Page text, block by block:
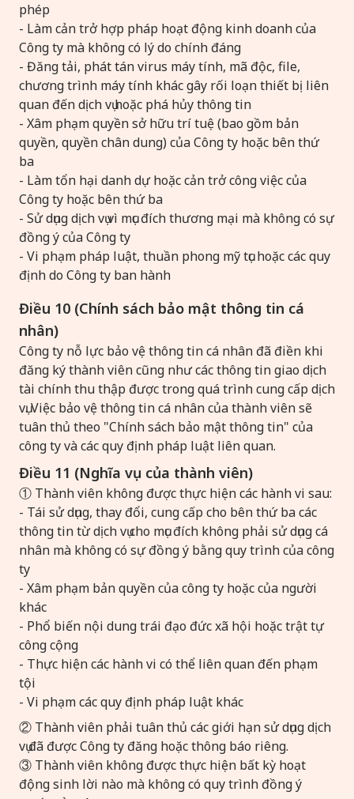
phép
- Làm cản trở hợp pháp hoạt động kinh doanh của
Công ty mà không có lý do chính đáng
- Đăng tải, phát tán virus máy tính, mã độc, file,
chương trình máy tính khác gây rối loạn thiết bị liên
quan đến dịch vụ hoặc phá hủy thông tin
- Xâm phạm quyền sở hữu trí tuệ (bao gồm bản
quyền, quyền chân dung) của Công ty hoặc bên thứ
ba
- Làm tổn hại danh dự hoặc cản trở công việc của
Công ty hoặc bên thứ ba
- Sử dụng dịch vụ vì mục đích thương mại mà không có sự
đồng ý của Công ty
- Vi phạm pháp luật, thuần phong mỹ tục hoặc các quy
định do Công ty ban hành
Điều 10 (Chính sách bảo mật thông tin cá
nhân)
Công ty nỗ lực bảo vệ thông tin cá nhân đã điền khi
đăng ký thành viên cũng như các thông tin giao dịch
tài chính thu thập được trong quá trình cung cấp dịch
vụ. Việc bảo vệ thông tin cá nhân của thành viên sẽ
tuân thủ theo "Chính sách bảo mật thông tin" của
công ty và các quy định pháp luật liên quan.
Điều 11 (Nghĩa vụ của thành viên)
① Thành viên không được thực hiện các hành vi sau:
- Tái sử dụng, thay đổi, cung cấp cho bên thứ ba các
thông tin từ dịch vụ cho mục đích không phải sử dụng cá
nhân mà không có sự đồng ý bằng quy trình của công
ty
- Xâm phạm bản quyền của công ty hoặc của người
khác
- Phổ biến nội dung trái đạo đức xã hội hoặc trật tự
công cộng
- Thực hiện các hành vi có thể liên quan đến phạm
tội
- Vi phạm các quy định pháp luật khác
② Thành viên phải tuân thủ các giới hạn sử dụng dịch
vụ đã được Công ty đăng hoặc thông báo riêng.
③ Thành viên không được thực hiện bất kỳ hoạt
động sinh lời nào mà không có quy trình đồng ý